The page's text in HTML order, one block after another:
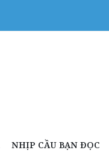
NHỊP CẦU BẠN ĐỌC